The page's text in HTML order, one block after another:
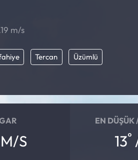
m/s
Tercan Üzümlü
S
EN DÜŞÜK
13°